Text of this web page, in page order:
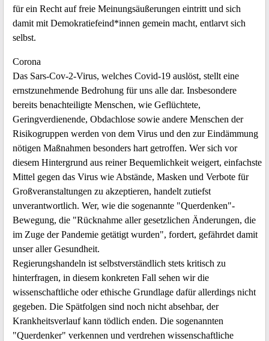
für ein Recht auf freie Meinungsäußerungen eintritt und sich
damit mit Demokratiefeind*innen gemein macht, entlarvt sich
selbst.
Corona
Das Sars-Cov-2-Virus, welches Covid-19 auslöst, stellt eine
ernstzunehmende Bedrohung für uns alle dar. Insbesondere
bereits benachteiligte Menschen, wie Geflüchtete,
Geringverdienende, Obdachlose sowie andere Menschen der
Risikogruppen werden von dem Virus und den zur Eindämmung
nötigen Maßnahmen besonders hart getroffen. Wer sich vor
diesem Hintergrund aus reiner Bequemlichkeit weigert, einfachste
Mittel gegen das Virus wie Abstände, Masken und Verbote für
Großveranstaltungen zu akzeptieren, handelt zutiefst
unverantwortlich. Wer, wie die sogenannte "Querdenken"-
Bewegung, die "Rücknahme aller gesetzlichen Änderungen, die
im Zuge der Pandemie getätigt wurden", fordert, gefährdet damit
unser aller Gesundheit.
Regierungshandeln ist selbstverständlich stets kritisch zu
hinterfragen, in diesem konkreten Fall sehen wir die
wissenschaftliche oder ethische Grundlage dafür allerdings nicht
gegeben. Die Spätfolgen sind noch nicht absehbar, der
Krankheitsverlauf kann tödlich enden. Die sogenannten
"Querdenker" verkennen und verdrehen wissenschaftliche